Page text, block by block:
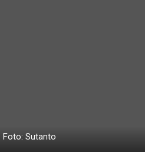
Foto: Sutanto